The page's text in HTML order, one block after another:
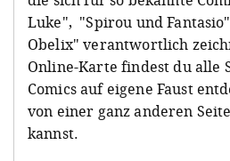
Luke", "Spirou und
Obelix" verantwortlich
Online-Karte findest du alle
Comics auf eigene Faust
von einer ganz anderen
kannst.